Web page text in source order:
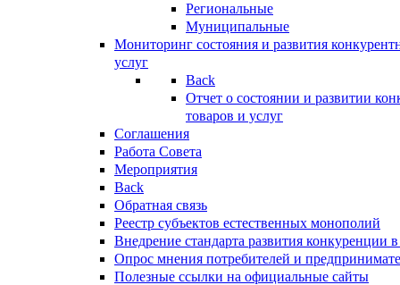
Региональные
Муниципальные
Мониторинг состояния и развития
услуг
Back
Отчет о состоянии и развитии
товаров и услуг
Соглашения
Работа Совета
Мероприятия
Back
Обратная связь
Реестр субъектов естественных монополий
Внедрение стандарта развития конкуренции
Опрос мнения потребителей и
Полезные ссылки на официальные сайты